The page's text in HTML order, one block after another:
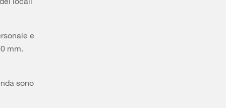
e
mm.
sono